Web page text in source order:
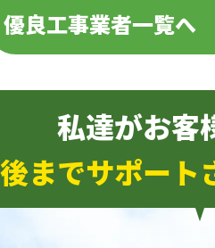
優良工事業者一覧へ
私達がお客
までサポート